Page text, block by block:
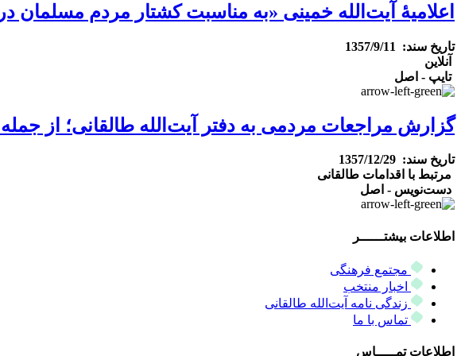
اعلامیۀ آیت‌الله خمینی «به مناسبت کشتار مردم
تاریخ سند: 1357/9/11
آنلاین
تایپ - اصل
گزارش مراجعات مردمی به دفتر آیت‌الله طالقانی؛ از
تاریخ سند: 1357/12/29
مرتبط با اقدامات طالقانی
دست‌نویس - اصل
اطلاعات بیشتــــــر
مجتمع فرهنگی
اخبار منتخب
زندگی نامه آیت‌الله طالقانی
تماس با ما
اطلاعات تمـــــاس